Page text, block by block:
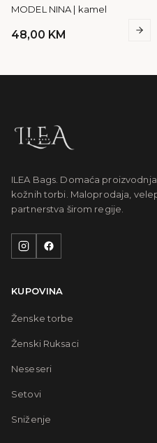
MODEL NINA | kamel
48,00 KM
ILEA Bags. Domaća
kožnih torbi. Maloprodaja,
partnerstva širom regije.
KUPOVINA
Ženske torbe
Ženski Ruksaci
Neseseri
Setovi
Sniženje